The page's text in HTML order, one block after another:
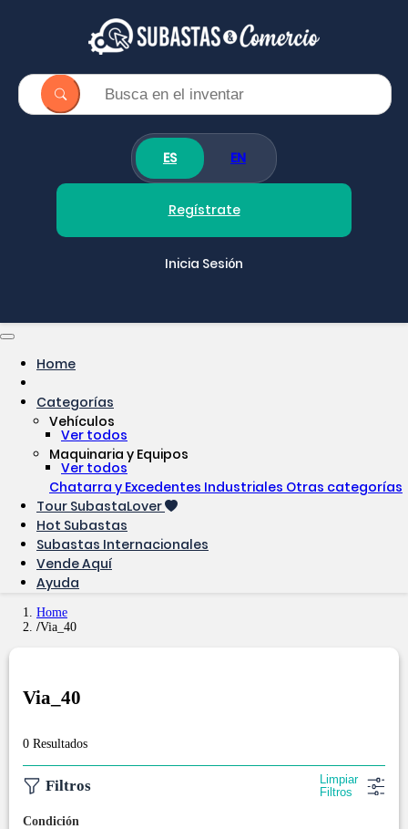
ES EN
Regístrate
Inicia Sesión
Home
Categorías
Vehículos
Ver todos
Maquinaria y Equipos
Ver todos
Chatarra y Excedentes Industriales Otras categorías
Tour SubastaLover
Hot Subastas
Subastas Internacionales
Vende Aquí
Ayuda
Home
Via_40
Via_40
0 Resultados
Filtros
Limpiar
Filtros
Condición